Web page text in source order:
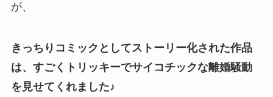
が、
きっちりコミックとしてストーリー化された作品
は、すごくトリッキーでサイコチックな離婚騒動
を見せてくれました♪